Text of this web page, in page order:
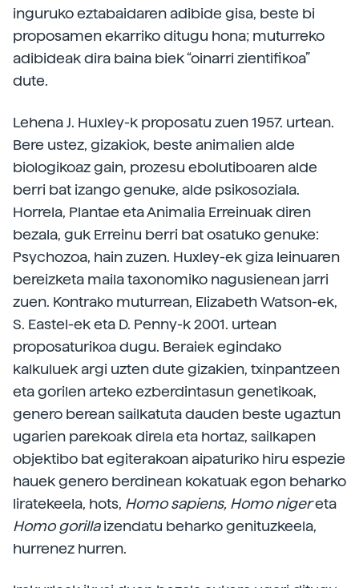
inguruko eztabaidaren adibide gisa, beste bi
proposamen ekarriko ditugu hona; muturreko
adibideak dira baina biek “oinarri zientifikoa”
dute.
Lehena J. Huxley-k proposatu zuen 1957. urtean.
Bere ustez, gizakiok, beste animalien alde
biologikoaz gain, prozesu ebolutiboaren alde
berri bat izango genuke, alde psikosoziala.
Horrela, Plantae eta Animalia Erreinuak diren
bezala, guk Erreinu berri bat osatuko genuke:
Psychozoa, hain zuzen. Huxley-ek giza leinuaren
bereizketa maila taxonomiko nagusienean jarri
zuen. Kontrako muturrean, Elizabeth Watson-ek,
S. Eastel-ek eta D. Penny-k 2001. urtean
proposaturikoa dugu. Beraiek egindako
kalkuluek argi uzten dute gizakien, txinpantzeen
eta gorilen arteko ezberdintasun genetikoak,
genero berean sailkatuta dauden beste ugaztun
ugarien parekoak direla eta hortaz, sailkapen
objektibo bat egiterakoan aipaturiko hiru espezie
hauek genero berdinean kokatuak egon beharko
liratekeela, hots, Homo sapiens, Homo nigereta
Homo gorillaizendatu beharko genituzkeela,
hurrenez hurren.